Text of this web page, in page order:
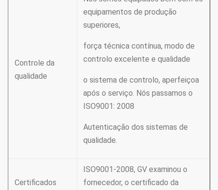
Controle da
qualidade
equipamentos de produção
superiores,
força técnica contínua, modo de
controlo excelente e qualidade
o sistema de controlo, aperfeiçoa
após o serviço. Nós passamos o
ISO9001: 2008
Autenticação dos sistemas de
qualidade.
Certificados
ISO9001-2008, GV examinou o
fornecedor, o certificado da